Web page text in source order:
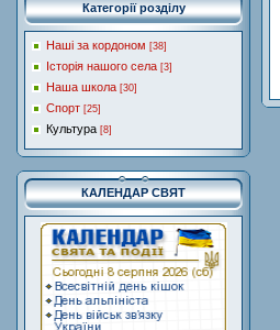
Категорії розділу
Наші за кордоном [38]
Історія нашого села [3]
Наша школа [30]
Спорт [25]
Культура [8]
КАЛЕНДАР СВЯТ